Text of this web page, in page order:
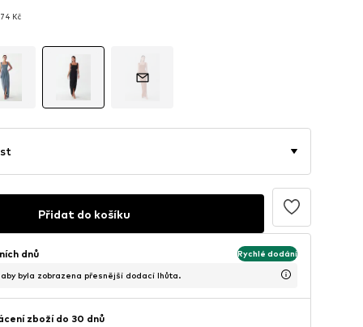
Kč
Přidat do košíku
dnů Rychlé dodání
byla zobrazena přesnější dodací lhůta.
zboží do 30 dnů